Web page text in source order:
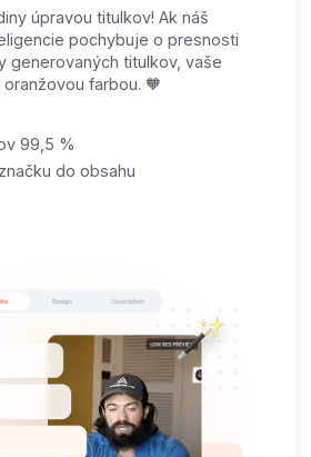
úpravou titulkov! Ak náš
pochybuje o presnosti
generovaných titulkov, vaše
farbou. 🧡
99,5 %
do obsahu